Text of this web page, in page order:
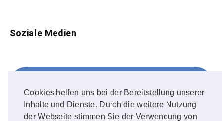
Cookies helfen uns bei der Bereitstellung unserer
Inhalte und Dienste. Durch die weitere Nutzung
der Webseite stimmen Sie der Verwendung von
Soziale Medien
FOLLOW ME!
Instagram